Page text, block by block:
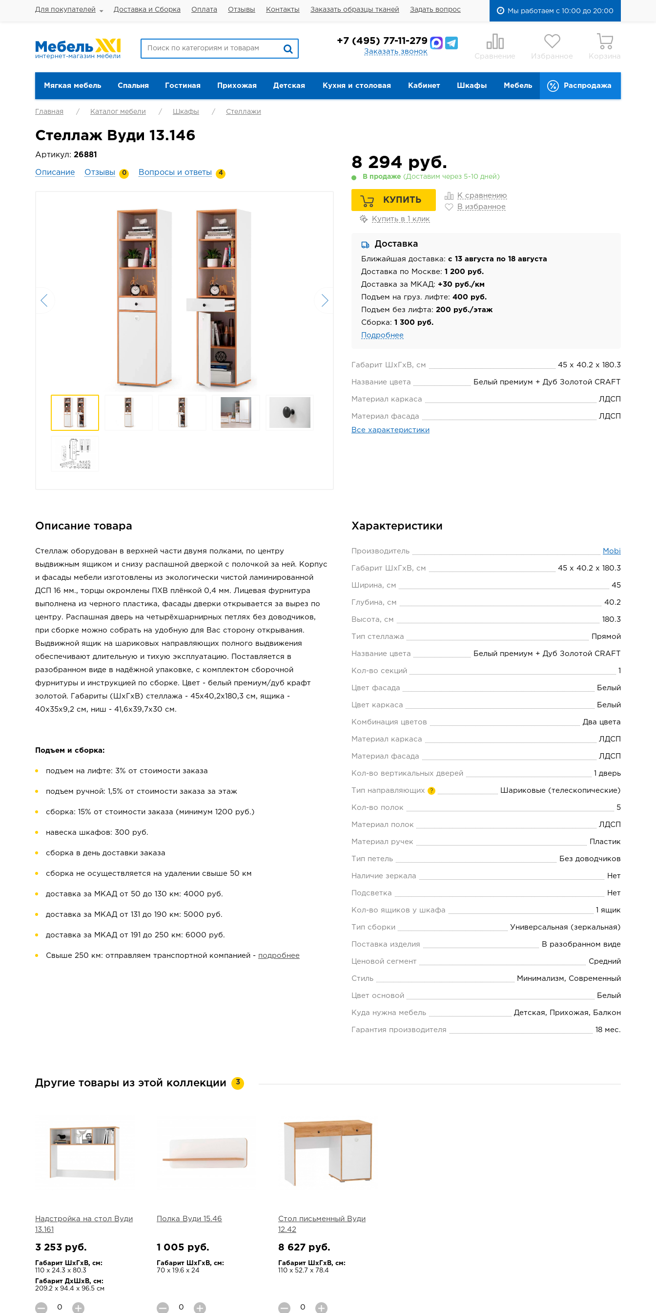
Для покупателей Доставка и Сборка Оплата Отзывы Контакты Заказать образцы тканей Задать вопрос Мы работаем с 10:00 до 20:00
интернет-магазин мебели
+7 (495) 77-11-279
Заказать звонок
Сравнение Избранное Корзина
Мягкая мебель Спальня Гостиная Прихожая Детская Кухня и столовая Кабинет Шкафы Мебель Распродажа
Главная Каталог мебели Шкафы Стеллажи
Стеллаж Вуди 13.146
Артикул: 26881
Описание Отзывы 0 Вопросы и ответы 4
8 294 руб.
В продаже (Доставим через 5-10 дней)
КУПИТЬ
К сравнению
В избранное
Купить в 1 клик
Доставка
Ближайшая доставка: с 13 августа по 18 августа
Доставка по Москве: 1 200 руб.
Доставка за МКАД: +30 руб./км
Подъем на груз. лифте: 400 руб.
Подъем без лифта: 200 руб./этаж
Сборка: 1 300 руб.
Подробнее
Габарит ШхГхВ, см 45 х 40.2 х 180.3
Название цвета Белый премиум + Дуб Золотой CRAFT
Материал каркаса ЛДСП
Материал фасада ЛДСП
Все характеристики
Описание товара
Стеллаж оборудован в верхней части двумя полками, по центру
выдвижным ящиком и снизу распашной дверкой с полочкой за ней. Корпус
и фасады мебели изготовлены из экологически чистой ламинированной
ДСП 16 мм., торцы окромлены ПХВ плёнкой 0,4 мм. Лицевая фурнитура
выполнена из черного пластика, фасады дверки открывается за вырез по
центру. Распашная дверь на четырёхшарнирных петлях без доводчиков,
при сборке можно собрать на удобную для Вас сторону открывания.
Выдвижной ящик на шариковых направляющих полного выдвижения
обеспечивают длительную и тихую эксплуатацию. Поставляется в
разобранном виде в надёжной упаковке, с комплектом сборочной
фурнитуры и инструкцией по сборке. Цвет - белый премиум/дуб крафт
золотой. Габариты (ШхГхВ) стеллажа - 45х40,2х180,3 см, ящика -
40х35х9,2 см, ниш - 41,6х39,7х30 см.
Подъем и сборка:
подъем на лифте: 3% от стоимости заказа
подъем ручной: 1,5% от стоимости заказа за этаж
сборка: 15% от стоимости заказа (минимум 1200 руб.)
навеска шкафов: 300 руб.
сборка в день доставки заказа
сборка не осуществляется на удалении свыше 50 км
доставка за МКАД от 50 до 130 км: 4000 руб.
доставка за МКАД от 131 до 190 км: 5000 руб.
доставка за МКАД от 191 до 250 км: 6000 руб.
Свыше 250 км: отправляем транспортной компанией - подробнее
Характеристики
Производитель Mobi
Габарит ШхГхВ, см 45 х 40.2 х 180.3
Ширина, см 45
Глубина, см 40.2
Высота, см 180.3
Тип стеллажа Прямой
Название цвета Белый премиум + Дуб Золотой CRAFT
Кол-во секций
Цвет фасада Белый
Цвет каркаса Белый
Комбинация цветов Два цвета
Материал каркаса ЛДСП
Материал фасада ЛДСП
Кол-во вертикальных дверей 1 дверь
Тип направляющих ? Шариковые (телескопические)
Кол-во полок 5
Материал полок ЛДСП
Материал ручек Пластик
Тип петель Без доводчиков
Наличие зеркала Нет
Подсветка Нет
Кол-во ящиков у шкафа 1 ящик
Тип сборки Универсальная (зеркальная)
Поставка изделия В разобранном виде
Ценовой сегмент Средний
Стиль Минимализм, Современный
Цвет основой Белый
Куда нужна мебель Детская, Прихожая, Балкон
Гарантия производителя 18 мес.
Другие товары из этой коллекции 3
Надстройка на стол Вуди
13.161
3 253 руб.
Габарит ШхГхВ, см:
110 х 24.3 х 80.3
Габарит ДхШхВ, см:
209.2 х 94.4 х 96.5 см
Полка Вуди 15.46
1 005 руб.
Габарит ШхГхВ, см:
70 х 19.6 х 24
Стол письменный Вуди
12.42
8 627 руб.
Габарит ШхГхВ, см:
110 х 52.7 х 78.4